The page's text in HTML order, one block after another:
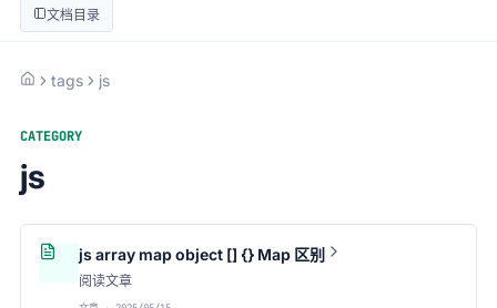
文档目录
tags js
CATEGORY
js
js array map object [] {} Map 区别
阅读文章